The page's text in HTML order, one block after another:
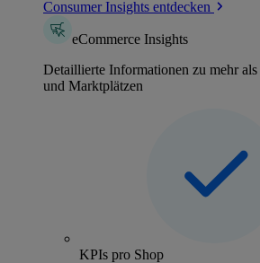
Consumer Insights entdecken
eCommerce Insights
Detaillierte Informationen zu mehr
und Marktplätzen
KPIs pro Shop